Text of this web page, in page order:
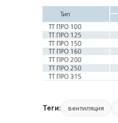
Теги: вентиляция